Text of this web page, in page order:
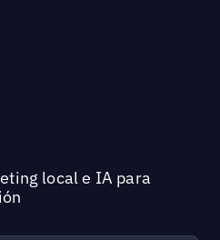
local e IA para